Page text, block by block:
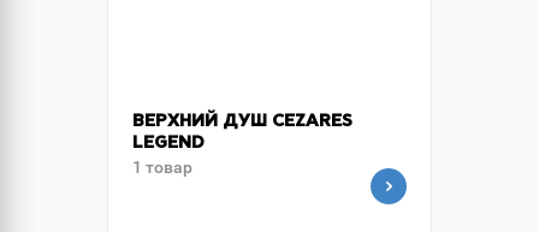
ВЕРХНИЙ ДУШ CEZARES
LEGEND
1 товар